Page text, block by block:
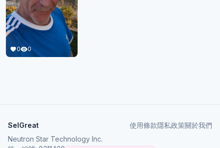
0 0
SelGreat
Neutron Star Technology Inc.
使用條款隱私政策關於我們